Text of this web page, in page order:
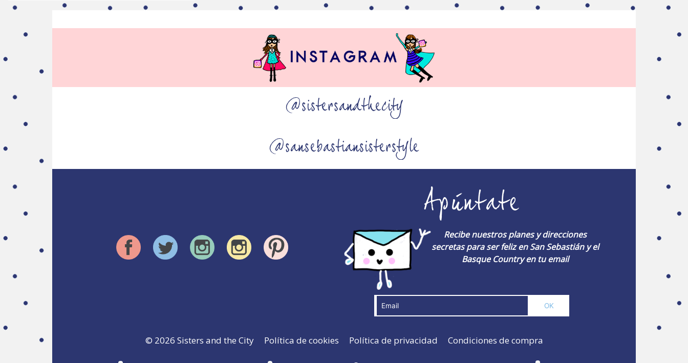
@sistersandthecity
@sansebastiansisterstyle
Apúntate
Recibe nuestros planes y direcciones
secretas para ser feliz en San Sebastián y el
Basque Country en tu email
© 2026 Sisters and the City Política de cookies Política de privacidad Condiciones de compra